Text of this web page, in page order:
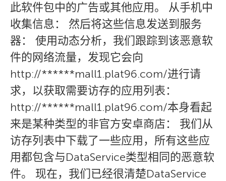
此软件包中的广告或其他应用。 从手机中
收集信息： 然后将这些信息发送到服务
器： 使用动态分析，我们跟踪到该恶意软
件的网络流量，发现它会向
http://******mall1.plat96.com/进行请
求，以获取需要访存的应用列表：
http://******mall1.plat96.com/本身看起
来是某种类型的非官方安卓商店： 我们从
访存列表中下载了一些应用，所有这些应
用都包含与DataService类型相同的恶意软
件。 现在，我们已经很清楚DataService